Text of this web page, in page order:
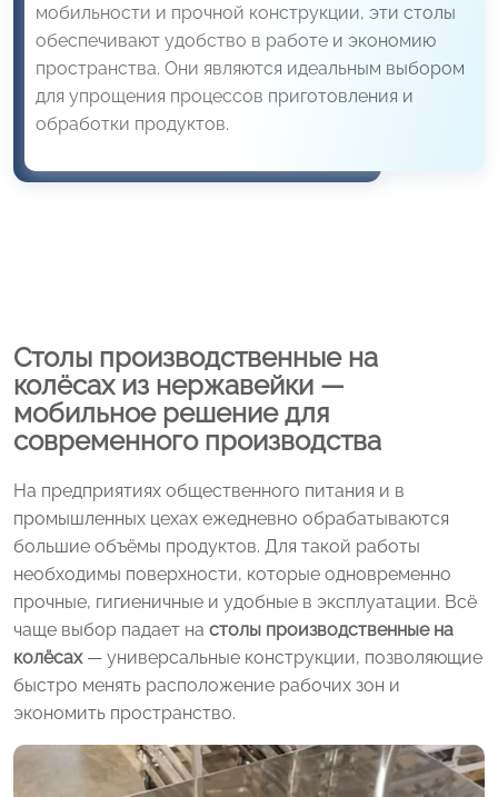
мобильности и прочной конструкции, эти столы
обеспечивают удобство в работе и экономию
пространства. Они являются идеальным выбором
для упрощения процессов приготовления и
обработки продуктов.
Столы производственные на
колёсах из нержавейки —
мобильное решение для
современного производства
На предприятиях общественного питания и в
промышленных цехах ежедневно обрабатываются
большие объёмы продуктов. Для такой работы
необходимы поверхности, которые одновременно
прочные, гигиеничные и удобные в эксплуатации. Всё
чаще выбор падает на столы производственные на
колёсах— универсальные конструкции, позволяющие
быстро менять расположение рабочих зон и
экономить пространство.